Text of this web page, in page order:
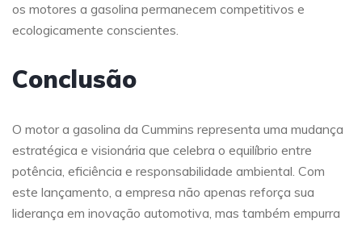
os motores a gasolina permanecem competitivos e
ecologicamente conscientes.
Conclusão
O motor a gasolina da Cummins representa uma mudança
estratégica e visionária que celebra o equilíbrio entre
potência, eficiência e responsabilidade ambiental. Com
este lançamento, a empresa não apenas reforça sua
liderança em inovação automotiva, mas também empurra